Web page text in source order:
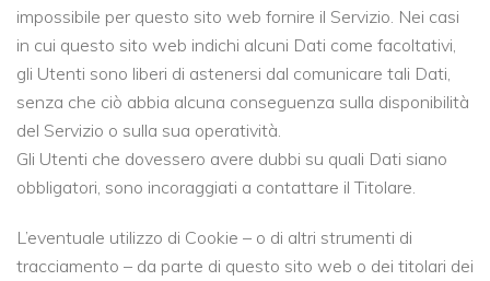
impossibile per questo sito web fornire il Servizio. Nei casi
in cui questo sito web indichi alcuni Dati come facoltativi,
gli Utenti sono liberi di astenersi dal comunicare tali Dati,
senza che ciò abbia alcuna conseguenza sulla disponibilità
del Servizio o sulla sua operatività.
Gli Utenti che dovessero avere dubbi su quali Dati siano
obbligatori, sono incoraggiati a contattare il Titolare.
L’eventuale utilizzo di Cookie – o di altri strumenti di
tracciamento – da parte di questo sito web o dei titolari dei